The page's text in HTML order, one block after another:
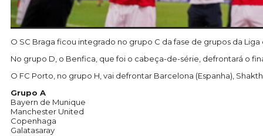
O SC Braga ficou integrado no grupo C da fase de grupos da
No grupo D, o Benfica, que foi o cabeça-de-série, defrontará o
O FC Porto, no grupo H, vai defrontar Barcelona (Espanha),
Grupo A
Bayern de Munique
Manchester United
Copenhaga
Galatasaray